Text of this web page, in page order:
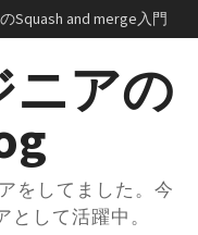
Squash and merge入門
ト履歴をスッキリさせ
ルリクエスト実践ガイ
ビューの進め方とマージ
ラブル対応まで解説
開発フローを学ぼう！
チ運用とプルリクの使い
は？登録方法からリポ
ニアの
をしてました。今
して活躍中。